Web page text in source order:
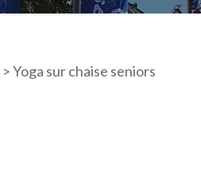
>Yoga sur chaise seniors